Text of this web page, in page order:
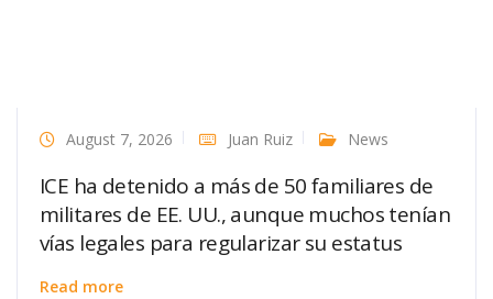
August 7, 2026 Juan Ruiz News
ICE ha detenido a más de 50 familiares de
militares de EE. UU., aunque muchos tenían
vías legales para regularizar su estatus
Read more